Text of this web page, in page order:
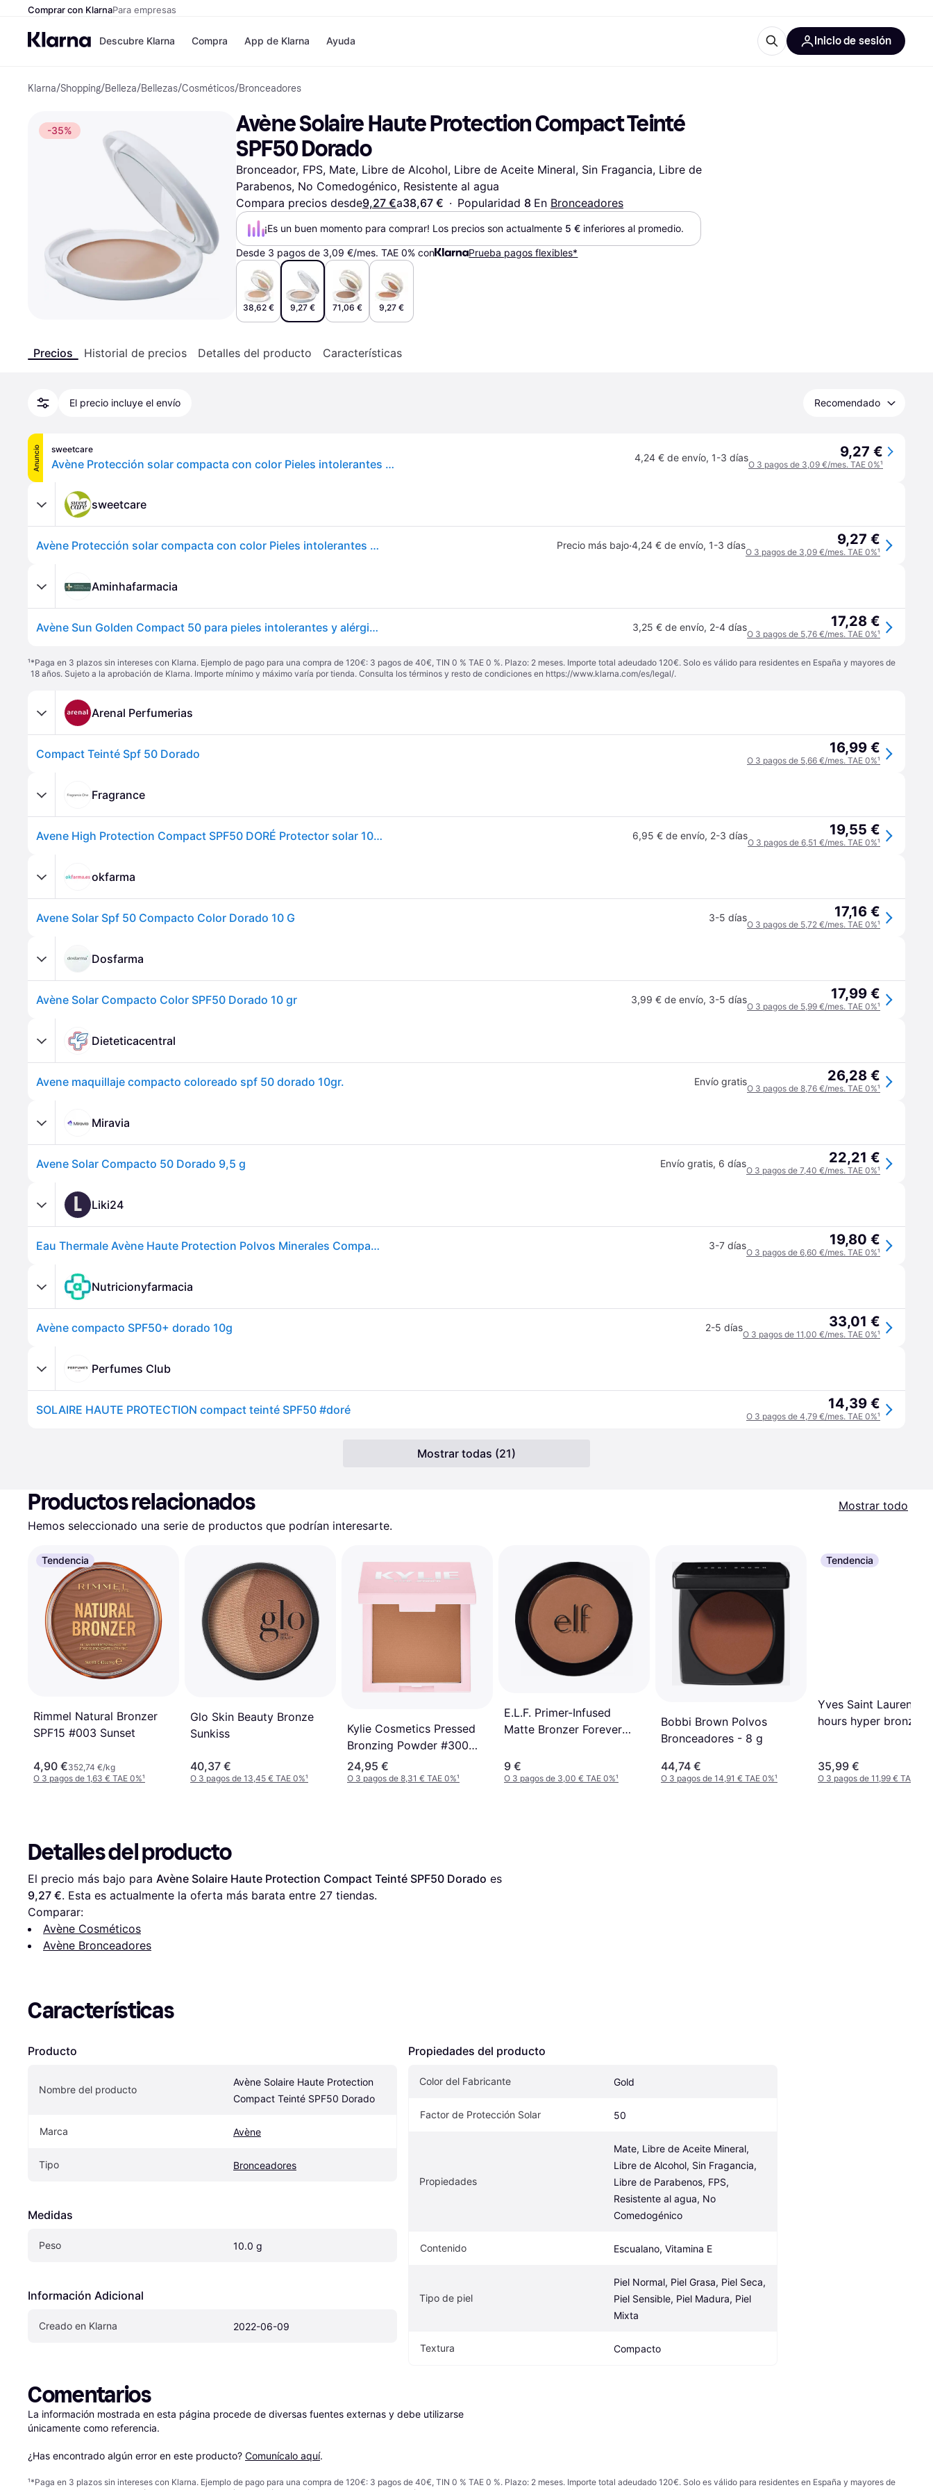
Comprar con KlarnaPara empresas
Descubre Klarna
Formas de pago
Paga ahora
Paga en 3 plazos
Paga en 30 días
Financiación
Klarna en Apple Pay
Directorio de tiendas
Suscripciones
Invita a un amigo
Saldo
Cuentas de ahorro
Compra
Tiendas
Shein
Zalando Prive
Zara
JD Sports
Directorio de tiendas
Belleza
Ropa
Juguetes
Hogares e Interiores
Audio y Video
Deportes y Aire libre
Informática
Hazlo tú mismo
Teléfonos & Wearables
Niños y Familia
Electrodomésticos de Cocina
Electrodomésticos
Libros, Películas y Música
Todas las categorías
App de Klarna Ayuda Inicio de sesión
Klarna/Shopping/Belleza/Bellezas/Cosméticos/Bronceadores
-35%
Avène Solaire Haute Protection Compact Teinté
SPF50 Dorado
Bronceador, FPS, Mate, Libre de Alcohol, Libre de Aceite Mineral, Sin Fragancia, Libre de
Parabenos, No Comedogénico, Resistente al agua
Compara precios desde9,27 €a38,67 € · Popularidad 8 En Bronceadores
¡Es un buen momento para comprar! Los precios son actualmente 5 € inferiores al promedio.
Desde 3 pagos de 3,09 €/mes. TAE 0% con Prueba pagos flexibles*
38,62 € 9,27 € 71,06 € 9,27 €
Precios Historial de precios Detalles del producto Características
El precio incluye el envío Recomendado
Anuncio sweetcare
Avène Protección solar compacta con color Pieles intolerantes SPF50 10g Doré SPF50 4,24 € de envío, 1-3 días 9,27 €
O 3 pagos de 3,09 €/mes. TAE 0%¹
sweetcare
Avène Protección solar compacta con color Pieles intolerantes SPF50 10g Doré SPF50 Precio más bajo·4,24 € de envío, 1-3 días 9,27 €
O 3 pagos de 3,09 €/mes. TAE 0%¹
Aminhafarmacia
Avène Sun Golden Compact 50 para pieles intolerantes y alérgicas 10g 3,25 € de envío, 2-4 días 17,28 €
O 3 pagos de 5,76 €/mes. TAE 0%¹
¹*Paga en 3 plazos sin intereses con Klarna. Ejemplo de pago para una compra de 120€: 3 pagos de 40€, TIN 0 % TAE 0 %. Plazo: 2 meses. Importe total adeudado 120€. Solo es válido para residentes en España y mayores de
18 años. Sujeto a la aprobación de Klarna. Importe mínimo y máximo varía por tienda. Consulta los términos y resto de condiciones en https://www.klarna.com/es/legal/.
Arenal Perfumerias
Compact Teinté Spf 50 Dorado 16,99 €
O 3 pagos de 5,66 €/mes. TAE 0%¹
Fragrance
Avene High Protection Compact SPF50 DORÉ Protector solar 10 g Mujer 6,95 € de envío, 2-3 días 19,55 €
O 3 pagos de 6,51 €/mes. TAE 0%¹
okfarma
Avene Solar Spf 50 Compacto Color Dorado 10 G 3-5 días 17,16 €
O 3 pagos de 5,72 €/mes. TAE 0%¹
Dosfarma
Avène Solar Compacto Color SPF50 Dorado 10 gr 3,99 € de envío, 3-5 días 17,99 €
O 3 pagos de 5,99 €/mes. TAE 0%¹
Dieteticacentral
Avene maquillaje compacto coloreado spf 50 dorado 10gr. Envío gratis 26,28 €
O 3 pagos de 8,76 €/mes. TAE 0%¹
Miravia
Avene Solar Compacto 50 Dorado 9,5 g Envío gratis, 6 días 22,21 €
O 3 pagos de 7,40 €/mes. TAE 0%¹
L Liki24
Eau Thermale Avène Haute Protection Polvos Minerales Compactos Impermeables para el Rostro con Protección Solar SPF50 con Pigmento Dorado 10gr 3-7 días 19,80 €
O 3 pagos de 6,60 €/mes. TAE 0%¹
Nutricionyfarmacia
Avène compacto SPF50+ dorado 10g 2-5 días 33,01 €
O 3 pagos de 11,00 €/mes. TAE 0%¹
Perfumes Club
SOLAIRE HAUTE PROTECTION compact teinté SPF50 #doré 14,39 €
O 3 pagos de 4,79 €/mes. TAE 0%¹
Mostrar todas (21)
Productos relacionados
Mostrar todo
Hemos seleccionado una serie de productos que podrían interesarte.
Tendencia
Rimmel Natural Bronzer
SPF15 #003 Sunset
4,90 €352,74 €/kg
O 3 pagos de 1,63 € TAE 0%¹
Glo Skin Beauty Bronze
Sunkiss
40,37 €
O 3 pagos de 13,45 € TAE 0%¹
Kylie Cosmetics Pressed
Bronzing Powder #300
Toasty
24,95 €
O 3 pagos de 8,31 € TAE 0%¹
E.L.F. Primer-Infused
Matte Bronzer Forever
9 €
O 3 pagos de 3,00 € TAE 0%¹
Bobbi Brown Polvos
Bronceadores - 8 g
44,74 €
O 3 pagos de 14,91 € TAE 0%¹
Tendencia
Yves Saint Laurent all
hours hyper bronze
35,99 €
O 3 pagos de 11,99 € TAE 0%
Detalles del producto
El precio más bajo para Avène Solaire Haute Protection Compact Teinté SPF50 Dorado
9,27 €. Esta es actualmente la oferta más barata entre 27 tiendas.
Comparar:
Avène Cosméticos
Avène Bronceadores
Características
Producto
Nombre del producto
Avène Solaire Haute Protection
Compact Teinté SPF50 Dorado
Marca Avène
Tipo Bronceadores
Medidas
Peso 10.0 g
Información Adicional
Creado en Klarna 2022-06-09
Propiedades del producto
Color del Fabricante Gold
Factor de Protección Solar 50
Propiedades
Mate, Libre de Aceite Mineral,
Libre de Alcohol, Sin Fragancia,
Libre de Parabenos, FPS,
Resistente al agua, No
Comedogénico
Contenido Escualano, Vitamina E
Tipo de piel
Piel Normal, Piel Grasa, Piel Seca,
Piel Sensible, Piel Madura, Piel
Mixta
Textura Compacto
Comentarios
La información mostrada en esta página procede de diversas fuentes externas y debe utilizarse
únicamente como referencia.
¿Has encontrado algún error en este producto? Comunícalo aquí.
¹*Paga en 3 plazos sin intereses con Klarna. Ejemplo de pago para una compra de 120€: 3 pagos de 40€, TIN 0 % TAE 0 %. Plazo: 2 meses. Importe total adeudado 120€. Solo es válido para residentes en España y mayores de